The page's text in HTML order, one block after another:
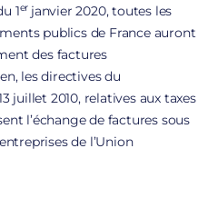
1er janvier 2020, toutes les
publics de France auront
des factures
les directives du
juillet 2010, relatives aux taxes
l’échange de factures sous
de l’Union